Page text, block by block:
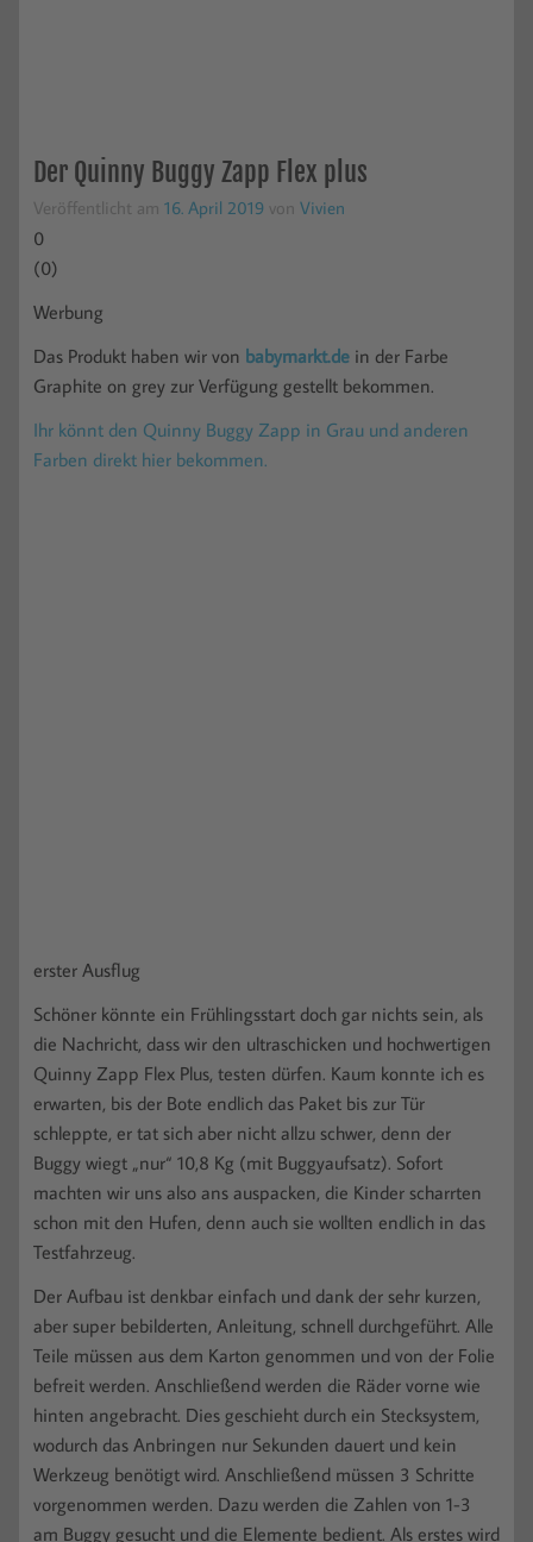
Der Quinny Buggy Zapp Flex plus
Veröffentlicht am 16. April 2019 von Vivien
0
(0)
Werbung
Das Produkt haben wir von babymarkt.de in der Farbe
Graphite on grey zur Verfügung gestellt bekommen.
Ihr könnt den Quinny Buggy Zapp in Grau und anderen
Farben direkt hier bekommen.
erster Ausflug
Schöner könnte ein Frühlingsstart doch gar nichts sein, als
die Nachricht, dass wir den ultraschicken und hochwertigen
Quinny Zapp Flex Plus, testen dürfen. Kaum konnte ich es
erwarten, bis der Bote endlich das Paket bis zur Tür
schleppte, er tat sich aber nicht allzu schwer, denn der
Buggy wiegt „nur“ 10,8 Kg (mit Buggyaufsatz). Sofort
machten wir uns also ans auspacken, die Kinder scharrten
schon mit den Hufen, denn auch sie wollten endlich in das
Testfahrzeug.
Der Aufbau ist denkbar einfach und dank der sehr kurzen,
aber super bebilderten, Anleitung, schnell durchgeführt. Alle
Teile müssen aus dem Karton genommen und von der Folie
befreit werden. Anschließend werden die Räder vorne wie
hinten angebracht. Dies geschieht durch ein Stecksystem,
wodurch das Anbringen nur Sekunden dauert und kein
Werkzeug benötigt wird. Anschließend müssen 3 Schritte
vorgenommen werden. Dazu werden die Zahlen von 1-3
am Buggy gesucht und die Elemente bedient. Als erstes wird